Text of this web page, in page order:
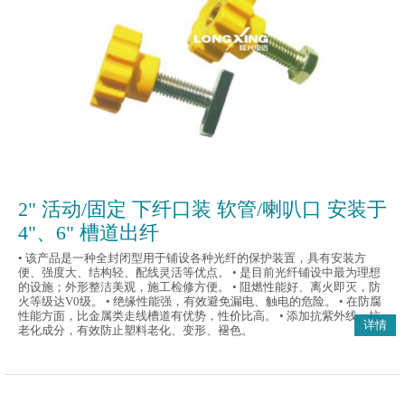
2" 活动/固定 下纤口装 软管/喇叭口 安装于
4"、6" 槽道出纤
• 该产品是一种全封闭型用于铺设各种光纤的保护装置，具有安装方
便、强度大、结构轻、配线灵活等优点。 • 是目前光纤铺设中最为理想
的设施；外形整洁美观，施工检修方便。 • 阻燃性能好、离火即灭，防
火等级达V0级。 • 绝缘性能强，有效避免漏电、触电的危险。 • 在防腐
性能方面，比金属类走线槽道有优势，性价比高。 • 添加抗紫外线、抗
老化成分，有效防止塑料老化、变形、褪色。
详情